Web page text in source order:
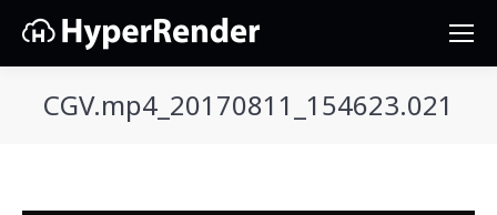
CGV.mp4_20170811_154623.021